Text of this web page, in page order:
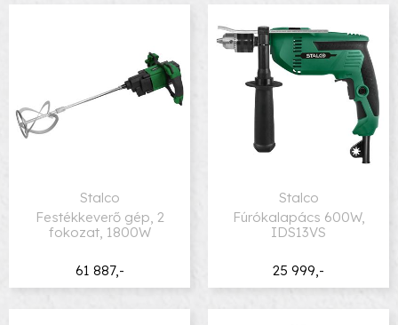
61 887,-
Stalco
Festékkeverő gép, 2
fokozat, 1800W
25 999,-
Stalco
Fúrókalapács 600W,
IDS13VS